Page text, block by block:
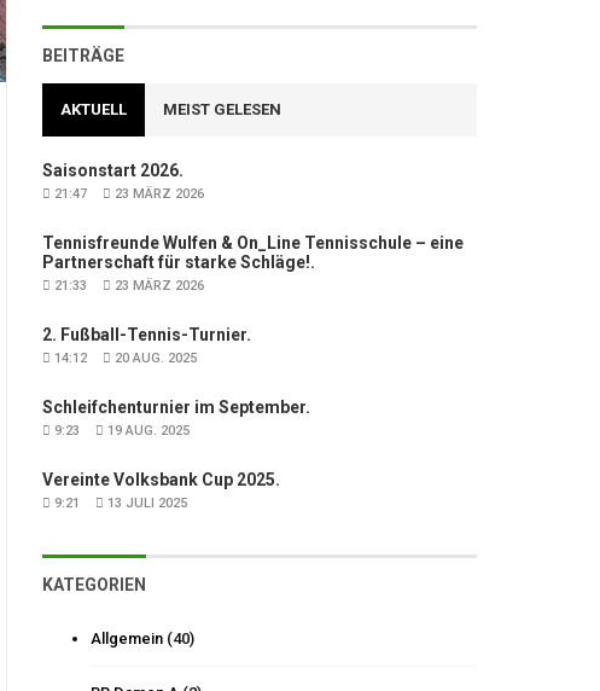
BEITRÄGE
AKTUELL MEIST GELESEN
Saisonstart 2026.
21:47 23 MÄRZ 2026
Tennisfreunde Wulfen & On_Line Tennisschule – eine
Partnerschaft für starke Schläge!.
21:33 23 MÄRZ 2026
2. Fußball-Tennis-Turnier.
14:12 20 AUG. 2025
Schleifchenturnier im September.
9:23 19 AUG. 2025
Vereinte Volksbank Cup 2025.
9:21 13 JULI 2025
KATEGORIEN
Allgemein (40)